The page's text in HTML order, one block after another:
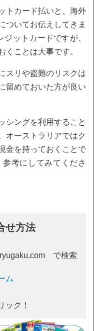
トカード払いと、海外
ついてお伝えしてきま
ットカードですが、
くことは大事です。
スリや盗難のリスクは
留めておいた方が良い
シングを利用すること
オーストラリアではク
金を持っておくことで
参考にしてみてくださ
せ方法
で検索
ム
ック！